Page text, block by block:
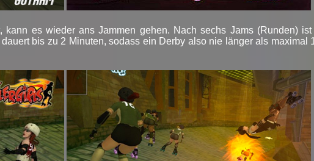
kann es wieder ans Jammen gehen. Nach sechs Jams (Runden)
bis zu 2 Minuten, sodass ein Derby also nie länger als maximal